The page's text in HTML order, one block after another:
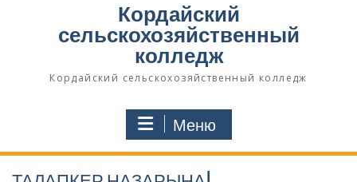
Кордайский
сельскохозяйственный
колледж
Кордайский сельскохозяйственный колледж
Меню